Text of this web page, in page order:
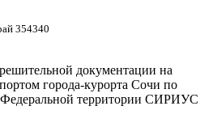
354340
документации на
города-курорта Сочи по
территории СИРИУС